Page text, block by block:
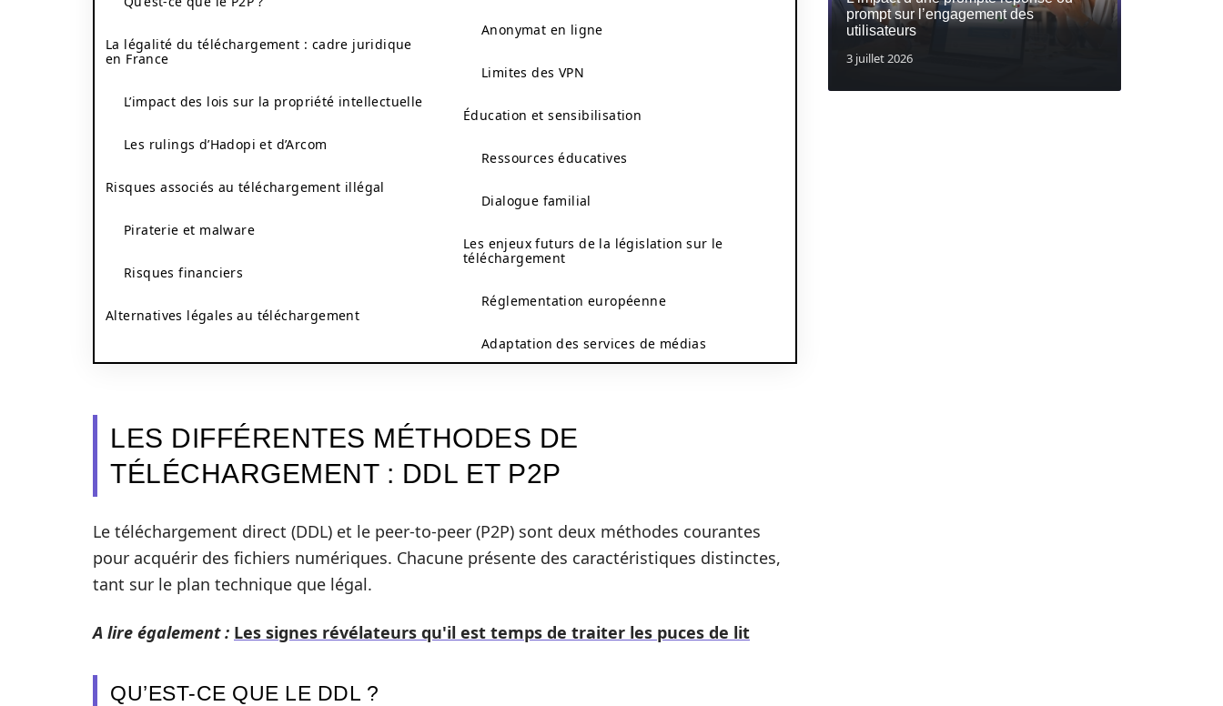
La légalité du téléchargement : cadre juridique
en France
L’impact des lois sur la propriété intellectuelle
Les rulings d’Hadopi et d’Arcom
Risques associés au téléchargement illégal
Piraterie et malware
Risques financiers
Alternatives légales au téléchargement
Anonymat en ligne
Limites des VPN
Éducation et sensibilisation
Ressources éducatives
Dialogue familial
Les enjeux futurs de la législation sur le
téléchargement
Réglementation européenne
Adaptation des services de médias
LES DIFFÉRENTES MÉTHODES DE
TÉLÉCHARGEMENT : DDL ET P2P
Le téléchargement direct (DDL) et le peer-to-peer (P2P) sont deux méthodes courantes
pour acquérir des fichiers numériques. Chacune présente des caractéristiques distinctes,
tant sur le plan technique que légal.
A lire également : Les signes révélateurs qu'il est temps de traiter les puces de lit
QU’EST-CE QUE LE DDL ?
prompt sur l’engagement des
utilisateurs
3 juillet 2026